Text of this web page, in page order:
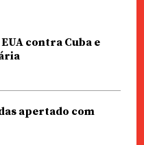
contra Cuba e
apertado com